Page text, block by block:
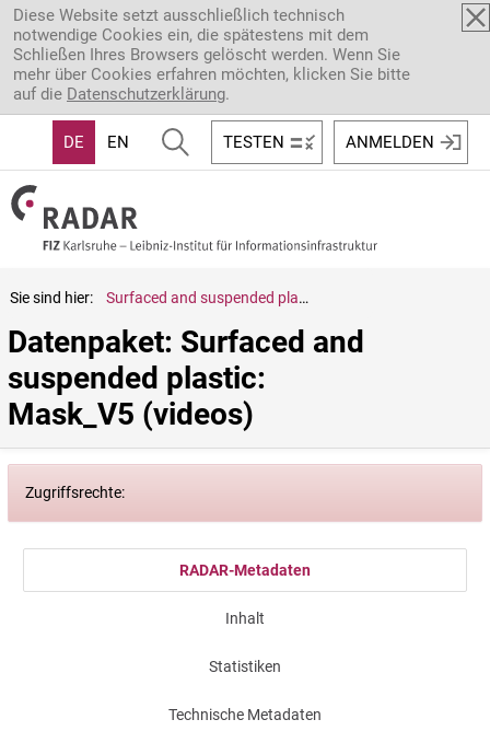
Direkt zum Inhalt
Diese Website setzt ausschließlich technisch
notwendige Cookies ein, die spätestens mit dem
Schließen Ihres Browsers gelöscht werden. Wenn Sie
mehr über Cookies erfahren möchten, klicken Sie bitte
auf die Datenschutzerklärung.
DE EN TESTEN ANMELDEN
Sie sind hier: Surfaced and suspended plastic: Mask_V5 (videos)
Datenpaket: Surfaced and
suspended plastic:
Mask_V5 (videos)
Zugriffsrechte:
RADAR-Metadaten
Inhalt
Statistiken
Technische Metadaten